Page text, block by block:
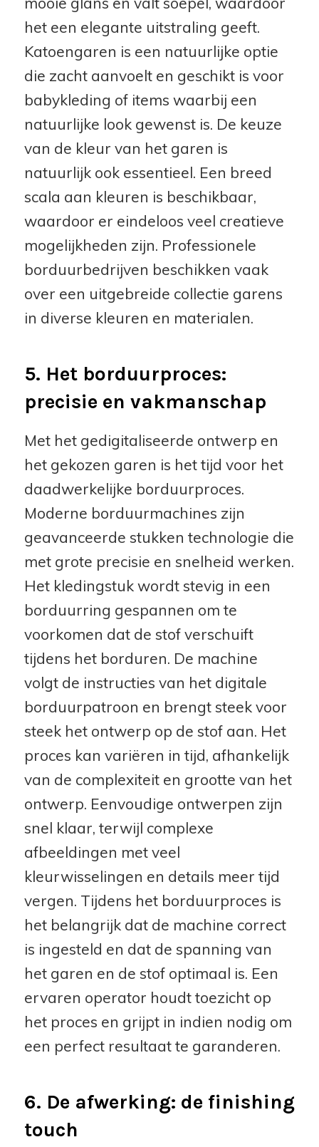
het een elegante uitstraling geeft.
Katoengaren is een natuurlijke optie
die zacht aanvoelt en geschikt is voor
babykleding of items waarbij een
natuurlijke look gewenst is. De keuze
van de kleur van het garen is
natuurlijk ook essentieel. Een breed
scala aan kleuren is beschikbaar,
waardoor er eindeloos veel creatieve
mogelijkheden zijn. Professionele
borduurbedrijven beschikken vaak
over een uitgebreide collectie garens
in diverse kleuren en materialen.
5. Het borduurproces:
precisie en vakmanschap
Met het gedigitaliseerde ontwerp en
het gekozen garen is het tijd voor het
daadwerkelijke borduurproces.
Moderne borduurmachines zijn
geavanceerde stukken technologie die
met grote precisie en snelheid werken.
Het kledingstuk wordt stevig in een
borduurring gespannen om te
voorkomen dat de stof verschuift
tijdens het borduren. De machine
volgt de instructies van het digitale
borduurpatroon en brengt steek voor
steek het ontwerp op de stof aan. Het
proces kan variëren in tijd, afhankelijk
van de complexiteit en grootte van het
ontwerp. Eenvoudige ontwerpen zijn
snel klaar, terwijl complexe
afbeeldingen met veel
kleurwisselingen en details meer tijd
vergen. Tijdens het borduurproces is
het belangrijk dat de machine correct
is ingesteld en dat de spanning van
het garen en de stof optimaal is. Een
ervaren operator houdt toezicht op
het proces en grijpt in indien nodig om
een perfect resultaat te garanderen.
6. De afwerking: de finishing
touch